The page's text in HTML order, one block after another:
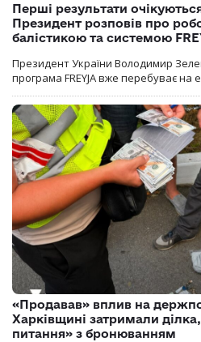
Перші результати
Президент розповів про
балістикою та системою
Президент України Володимир
програма FREYJA вже перебуває на
«Продавав» вплив на
Харківщині затримали
питання» з бронюванням